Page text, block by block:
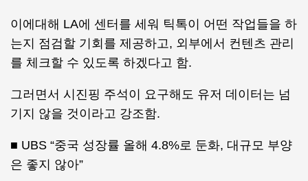
이에대해 LA에 센터를 세워 틱톡이 어떤 작업들을 하
는지 점검할 기회를 제공하고, 외부에서 컨텐츠 관리
를 체크할 수 있도록 하겠다고 함.
그러면서 시진핑 주석이 요구해도 유저 데이터는 넘
기지 않을 것이라고 강조함.
■ UBS “중국 성장률 올해 4.8%로 둔화, 대규모 부양
은 좋지 않아”